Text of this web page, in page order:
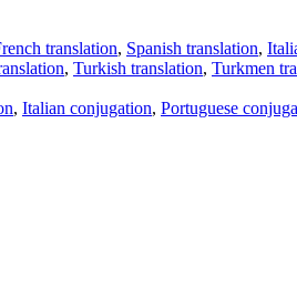
translation, Spanish translation,
, Turkish translation, Turkmen
, Italian conjugation, Portuguese